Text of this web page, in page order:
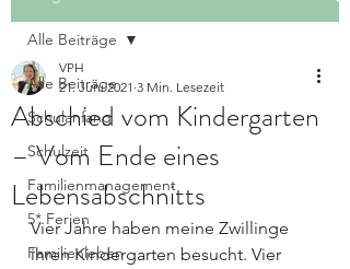
Alle Beiträge
Schulanfang
Schulzeit
Familienmanagement
5* Ferien
Familienleben
Alle Beiträge
Abschied vom Kindergarten
– Vom Ende eines
Lebensabschnitts
VPH
21. Juni 2021 3 Min. Lesezeit
Vier Jahre haben meine Zwillinge
ihren Kindergarten besucht. Vier